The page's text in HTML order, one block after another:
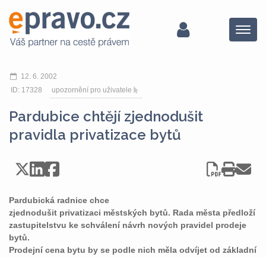
Menu
12. 6. 2002
ID: 17328
upozornění pro uživatele
Pardubice chtějí zjednodušit
pravidla privatizace bytů
Pardubická radnice chce
zjednodušit privatizaci městských bytů. Rada města předloží
zastupitelstvu ke schválení návrh nových pravidel prodeje
bytů.
Prodejní cena bytu by se podle nich měla odvíjet od základní